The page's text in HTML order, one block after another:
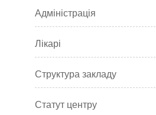
Адміністрація
Лікарі
Структура закладу
Статут центру